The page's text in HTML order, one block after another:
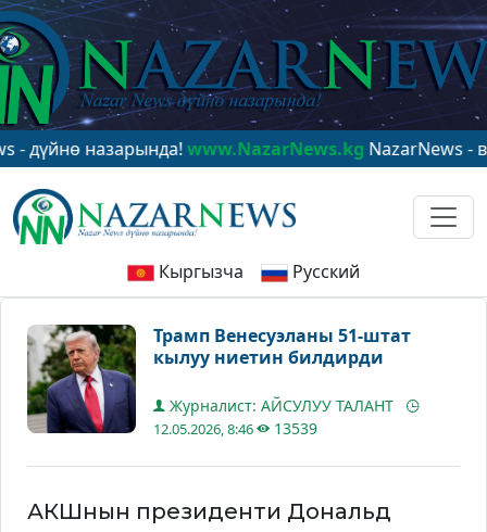
назарында!www.NazarNews.kgNazarNews - в
Кыргызча Русский
Трамп Венесуэланы 51-штат
кылуу ниетин билдирди
Журналист: АЙСУЛУУ ТАЛАНТ
12.05.2026, 8:46 13539
АКШнын президенти Дональд